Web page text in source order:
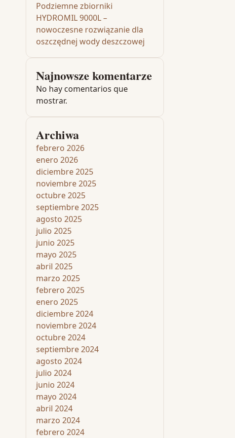
Podziemne zbiorniki
HYDROMIL 9000L –
nowoczesne rozwiązanie dla
oszczędnej wody deszczowej
Najnowsze komentarze
No hay comentarios que
mostrar.
Archiwa
febrero 2026
enero 2026
diciembre 2025
noviembre 2025
octubre 2025
septiembre 2025
agosto 2025
julio 2025
junio 2025
mayo 2025
abril 2025
marzo 2025
febrero 2025
enero 2025
diciembre 2024
noviembre 2024
octubre 2024
septiembre 2024
agosto 2024
julio 2024
junio 2024
mayo 2024
abril 2024
marzo 2024
febrero 2024